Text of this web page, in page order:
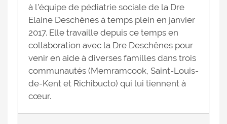
à l’équipe de pédiatrie sociale de la Dre
Elaine Deschênes à temps plein en janvier
2017. Elle travaille depuis ce temps en
collaboration avec la Dre Deschênes pour
venir en aide à diverses familles dans trois
communautés (Memramcook, Saint-Louis-
de-Kent et Richibucto) qui lui tiennent à
cœur.